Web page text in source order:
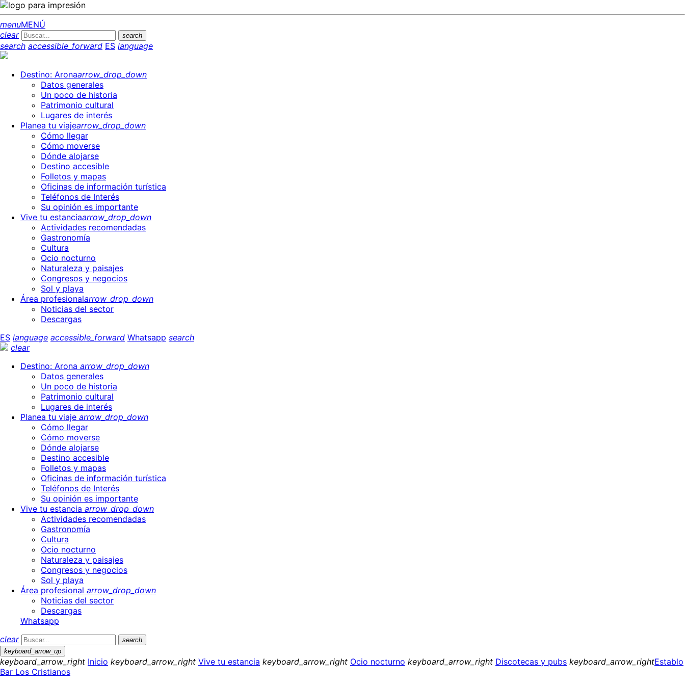
menuMENÚ
clear
search
search accessible_forward ES language
Destino: Aronaarrow_drop_down
Datos generales
Un poco de historia
Patrimonio cultural
Lugares de interés
Planea tu viajearrow_drop_down
Cómo llegar
Cómo moverse
Dónde alojarse
Destino accesible
Folletos y mapas
Oficinas de información turística
Teléfonos de Interés
Su opinión es importante
Vive tu estanciaarrow_drop_down
Actividades recomendadas
Gastronomía
Cultura
Ocio nocturno
Naturaleza y paisajes
Congresos y negocios
Sol y playa
Área profesionalarrow_drop_down
Noticias del sector
Descargas
ES language accessible_forward Whatsapp search
clear
Destino: Arona arrow_drop_down
Datos generales
Un poco de historia
Patrimonio cultural
Lugares de interés
Planea tu viaje arrow_drop_down
Cómo llegar
Cómo moverse
Dónde alojarse
Destino accesible
Folletos y mapas
Oficinas de información turística
Teléfonos de Interés
Su opinión es importante
Vive tu estancia arrow_drop_down
Actividades recomendadas
Gastronomía
Cultura
Ocio nocturno
Naturaleza y paisajes
Congresos y negocios
Sol y playa
Área profesional arrow_drop_down
Noticias del sector
Descargas
Whatsapp
clear
search
keyboard_arrow_up
keyboard_arrow_right Inicio keyboard_arrow_right Vive tu estancia keyboard_arrow_right Ocio nocturno keyboard_arrow_right Discotecas y pubs keyboard_arrow_rightEstablo
Bar Los Cristianos